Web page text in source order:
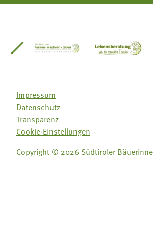
Südtirol
Gärtnervereinigung
Sozialgenossenschaft Mit
Impressum
Datenschutz
Transparenz
Cookie-Einstellungen
Copyright © 2026 Südtiroler